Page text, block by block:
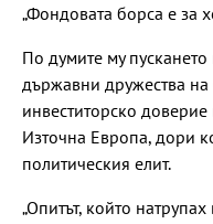
„Фондовата борса е за
По думите му
държавни дружества на
инвеститорско
Източна Европа, дори
политическия елит.
„Опитът, който